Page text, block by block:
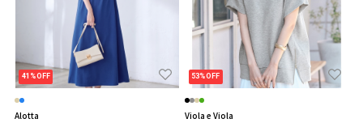
41%OFF
Alotta
53%OFF
Viola e Viola